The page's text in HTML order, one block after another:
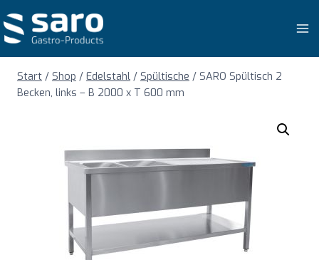
Inhalt
springen
Start / Shop / Edelstahl / Spültische / SARO Spültisch 2
Becken, links – B 2000 x T 600 mm